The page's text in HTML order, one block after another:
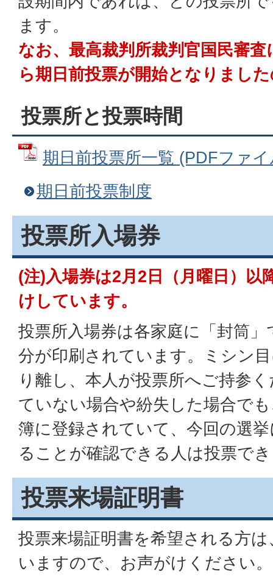
ます。
なお、最高裁判所裁判官国民審
ら期日前投票が開始となりまし
投票所と投票時間
期日前投票所一覧 (PDFファ
期日前投票制度
投票所入場券
(注)入場券は2月2日（月曜日）以
けしています。
投票所入場券は各家庭に「封筒
分が印刷されています。ミシン
り離し、本人が投票所へご持参
ていない場合や紛失した場合で
簿に登録されていて、今回の選
ることが確認できる人は投票で
投票来場証明書
投票来場証明書を希望される方
いますので、お声がけください。